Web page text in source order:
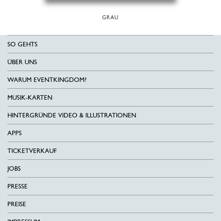
GRAU
SO GEHTS
ÜBER UNS
WARUM EVENTKINGDOM?
MUSIK-KARTEN
HINTERGRÜNDE VIDEO & ILLUSTRATIONEN
APPS
TICKETVERKAUF
JOBS
PRESSE
PREISE